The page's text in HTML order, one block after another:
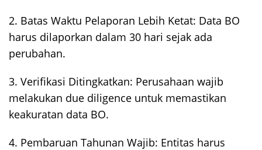
2. Batas Waktu Pelaporan Lebih Ketat: Data BO
harus dilaporkan dalam 30 hari sejak ada
perubahan.
3. Verifikasi Ditingkatkan: Perusahaan wajib
melakukan due diligence untuk memastikan
keakuratan data BO.
4. Pembaruan Tahunan Wajib: Entitas harus